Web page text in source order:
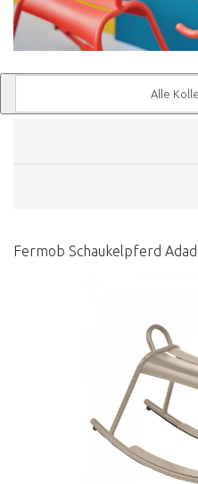
Alle
Fermob Schaukelpferd